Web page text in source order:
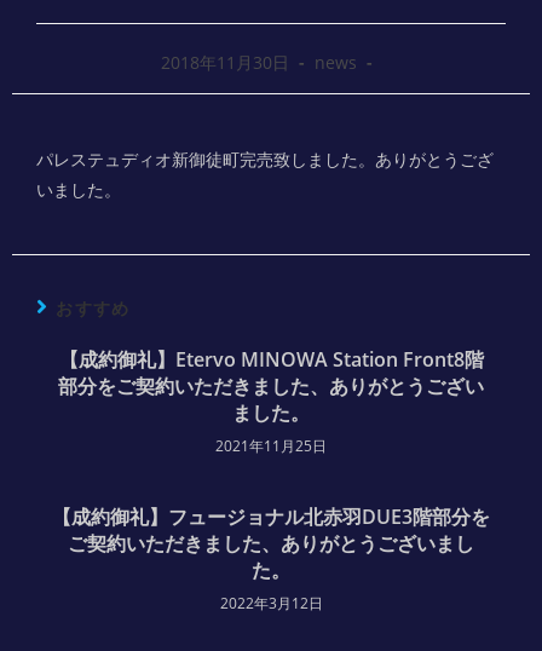
2018年11月30日 news
パレステュディオ新御徒町完売致しました。ありがとうござ
いました。
おすすめ
【成約御礼】Etervo MINOWA Station Front8階
部分をご契約いただきました、ありがとうござい
ました。
2021年11月25日
【成約御礼】フュージョナル北赤羽DUE3階部分を
ご契約いただきました、ありがとうございまし
た。
2022年3月12日